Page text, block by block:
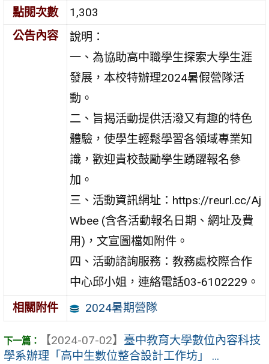
點閱次數
1,303
公告內容
說明：
一、為協助高中職學生探索大學生涯
發展，本校特辦理2024暑假營隊活
動。
二、旨揭活動提供活潑又有趣的特色
體驗，使學生輕鬆學習各領域專業知
識，歡迎貴校鼓勵學生踴躍報名參
加。
三、活動資訊網址：https://reurl.cc/Aj
Wbee (含各活動報名日期、網址及費
用)，文宣圖檔如附件。
四、活動諮詢服務：教務處校際合作
中心邱小姐，連絡電話03-6102229。
相關附件
2024暑期營隊
【2024-07-02】 臺中教育大學數位內容科技
學系辦理「高中生數位整合設計工作坊」 ...